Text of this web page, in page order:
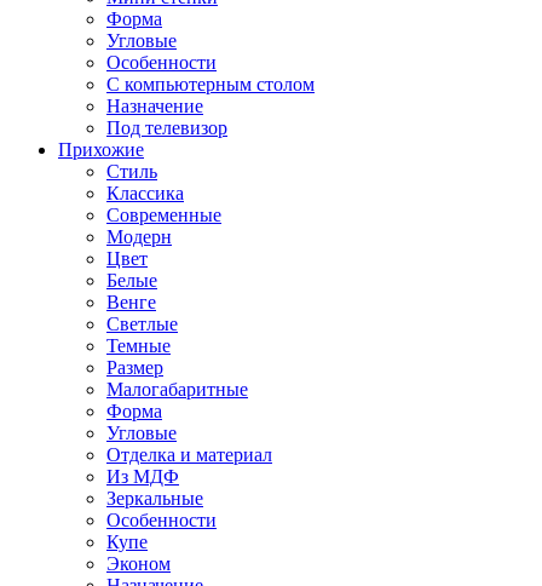
Форма
Угловые
Особенности
С компьютерным столом
Назначение
Под телевизор
Прихожие
Стиль
Классика
Современные
Модерн
Цвет
Белые
Венге
Светлые
Темные
Размер
Малогабаритные
Форма
Угловые
Отделка и материал
Из МДФ
Зеркальные
Особенности
Купе
Эконом